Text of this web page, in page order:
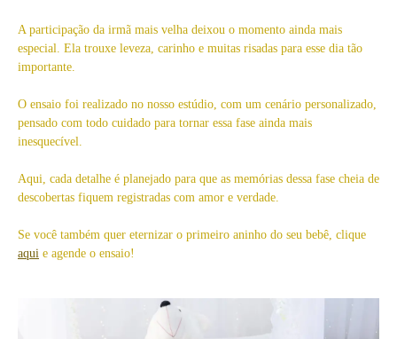
A participação da irmã mais velha deixou o momento ainda mais
especial. Ela trouxe leveza, carinho e muitas risadas para esse dia tão
importante.
O ensaio foi realizado no nosso estúdio, com um cenário personalizado,
pensado com todo cuidado para tornar essa fase ainda mais
inesquecível.
Aqui, cada detalhe é planejado para que as memórias dessa fase cheia de
descobertas fiquem registradas com amor e verdade.
Se você também quer eternizar o primeiro aninho do seu bebê, clique
aqui e agende o ensaio!